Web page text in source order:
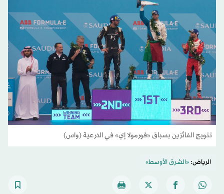
تتويج الفائزين بسباق «فورمولا إي» في الدرعية (واس)
الرياض:«الشرق الأوسط»